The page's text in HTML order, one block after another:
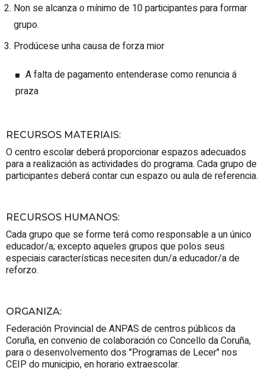
Non se alcanza o mínimo de 10 participantes para formar
grupo.
Prodúcese unha causa de forza mior
A falta de pagamento entenderase como renuncia á
praza
RECURSOS MATERIAIS:
O centro escolar deberá proporcionar espazos adecuados
para a realización as actividades do programa. Cada grupo de
participantes deberá contar cun espazo ou aula de referencia.
RECURSOS HUMANOS:
Cada grupo que se forme terá como responsable a un único
educador/a; excepto aqueles grupos que polos seus
especiais características necesiten dun/a educador/a de
reforzo.
ORGANIZA:
Federación Provincial de ANPAS de centros públicos da
Coruña, en convenio de colaboración co Concello da Coruña,
para o desenvolvemento dos "Programas de Lecer" nos
CEIP do municipio, en horario extraescolar.